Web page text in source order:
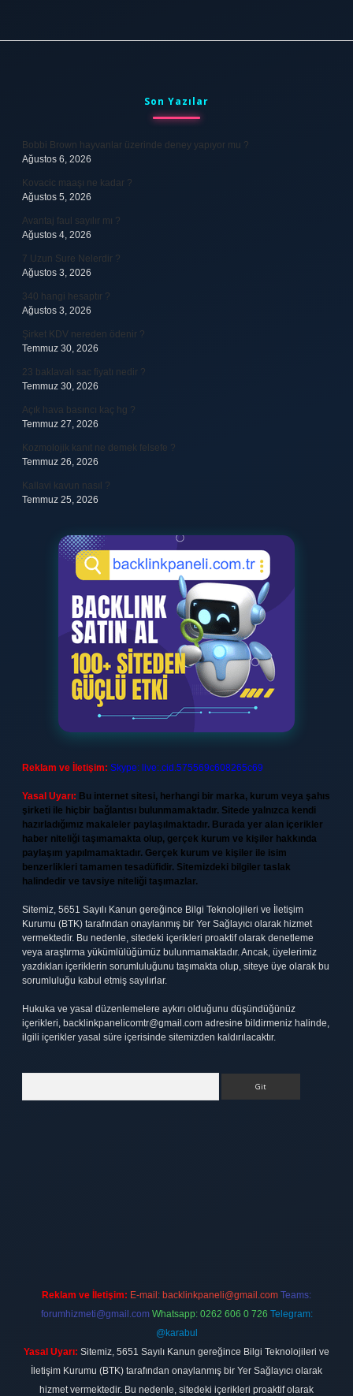
Son Yazılar
Bobbi Brown hayvanlar üzerinde deney yapıyor mu ?
Ağustos 6, 2026
Kovacic maaşı ne kadar ?
Ağustos 5, 2026
Avantaj faul sayılır mı ?
Ağustos 4, 2026
7 Uzun Sure Nelerdir ?
Ağustos 3, 2026
340 hangi hesaptır ?
Ağustos 3, 2026
Şirket KDV nereden ödenir ?
Temmuz 30, 2026
23 baklavalı sac fiyatı nedir ?
Temmuz 30, 2026
Açık hava basıncı kaç hg ?
Temmuz 27, 2026
Kozmolojik kanıt ne demek felsefe ?
Temmuz 26, 2026
Kallavi kavun nasıl ?
Temmuz 25, 2026
Reklam ve İletişim: Skype: live:.cid.575569c608265c69
Yasal Uyarı: Bu internet sitesi, herhangi bir marka, kurum veya şahıs
şirketi ile hiçbir bağlantısı bulunmamaktadır. Sitede yalnızca kendi
hazırladığımız makaleler paylaşılmaktadır. Burada yer alan içerikler
haber niteliği taşımamakta olup, gerçek kurum ve kişiler hakkında
paylaşım yapılmamaktadır. Gerçek kurum ve kişiler ile isim
benzerlikleri tamamen tesadüfidir. Sitemizdeki bilgiler taslak
halindedir ve tavsiye niteliği taşımazlar.
Sitemiz, 5651 Sayılı Kanun gereğince Bilgi Teknolojileri ve İletişim
Kurumu (BTK) tarafından onaylanmış bir Yer Sağlayıcı olarak hizmet
vermektedir. Bu nedenle, sitedeki içerikleri proaktif olarak denetleme
veya araştırma yükümlülüğümüz bulunmamaktadır. Ancak, üyelerimiz
yazdıkları içeriklerin sorumluluğunu taşımakta olup, siteye üye olarak bu
sorumluluğu kabul etmiş sayılırlar.
Hukuka ve yasal düzenlemelere aykırı olduğunu düşündüğünüz
içerikleri, backlinkpanelicomtr@gmail.com adresine bildirmeniz halinde,
ilgili içerikler yasal süre içerisinde sitemizden kaldırılacaktır.
Reklam ve İletişim: E-mail: backlinkpaneli@gmail.com Teams:
forumhizmeti@gmail.com Whatsapp: 0262 606 0 726 Telegram:
@karabul
Yasal Uyarı: Sitemiz, 5651 Sayılı Kanun gereğince Bilgi Teknolojileri ve
İletişim Kurumu (BTK) tarafından onaylanmış bir Yer Sağlayıcı olarak
hizmet vermektedir. Bu nedenle, sitedeki içerikleri proaktif olarak